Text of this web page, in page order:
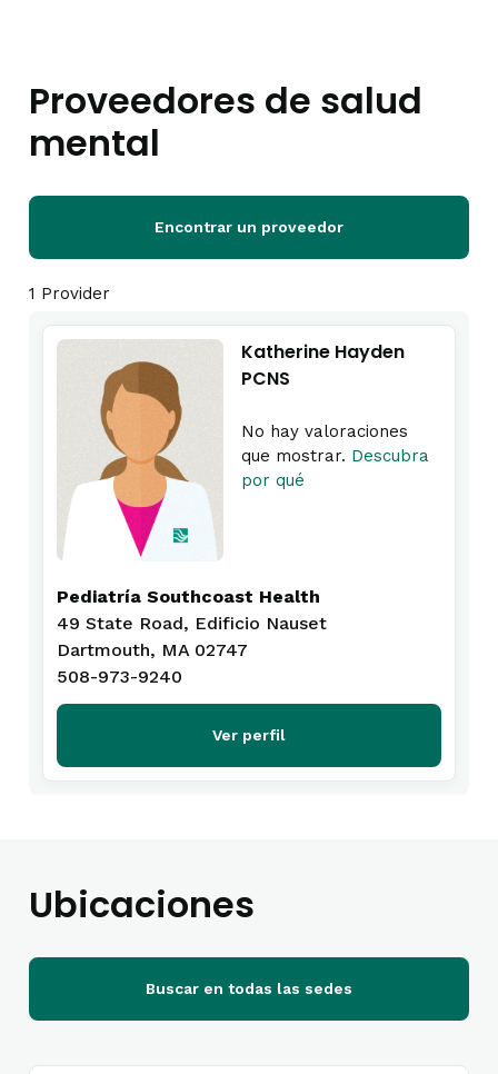
Proveedores de salud
mental
Encontrar un proveedor
1 Provider
Katherine Hayden
PCNS
No hay valoraciones
que mostrar. Descubra
por qué
Pediatría Southcoast Health
49 State Road, Edificio Nauset
Dartmouth, MA 02747
508-973-9240
Ver perfil
Ubicaciones
Buscar en todas las sedes